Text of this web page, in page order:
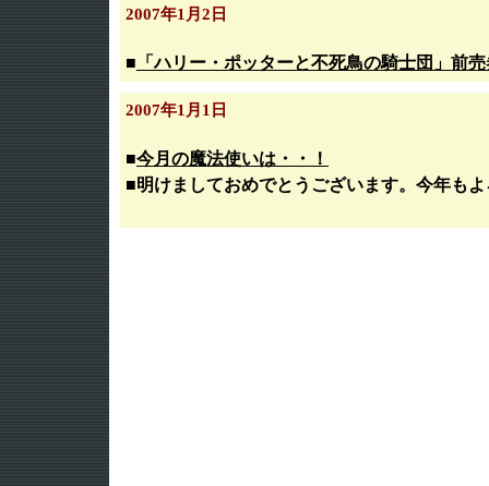
2007年1月2日
■ 「ハリー・ポッターと不死鳥の騎士団」前
2007年1月1日
■今月の魔法使いは・・！
■明けましておめでとうございます。今年も